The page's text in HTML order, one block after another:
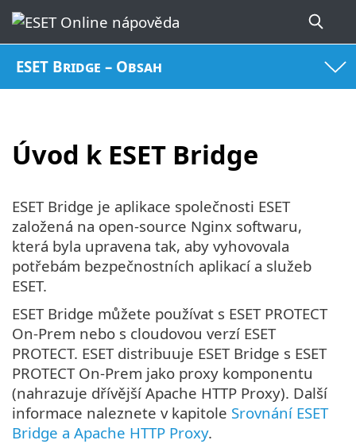
ESET Bridge – Obsah
Úvod k ESET Bridge
ESET Bridge je aplikace společnosti ESET
založená na open-source Nginx softwaru,
která byla upravena tak, aby vyhovovala
potřebám bezpečnostních aplikací a služeb
ESET.
ESET Bridge můžete používat s ESET PROTECT
On-Prem nebo s cloudovou verzí ESET
PROTECT. ESET distribuuje ESET Bridge s ESET
PROTECT On-Prem jako proxy komponentu
(nahrazuje dřívější Apache HTTP Proxy). Další
informace naleznete v kapitole Srovnání ESET
Bridge a Apache HTTP Proxy.